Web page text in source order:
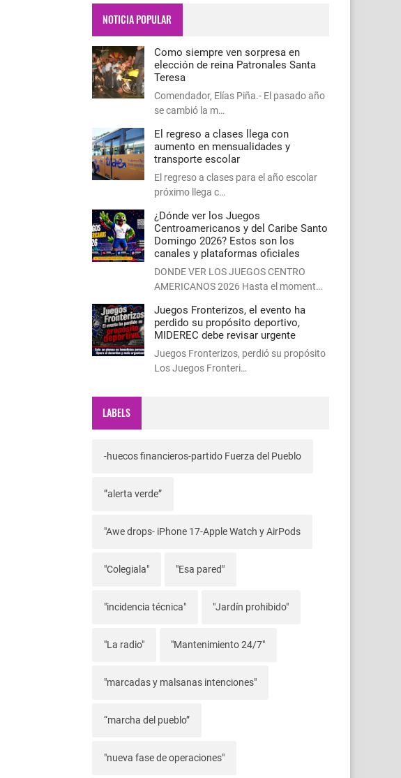
NOTICIA POPULAR
Como siempre ven sorpresa en
elección de reina Patronales Santa
Teresa
Comendador, Elías Piña.- El pasado año
se cambió la m…
El regreso a clases llega con
aumento en mensualidades y
transporte escolar
El regreso a clases para el año escolar
próximo llega c…
¿Dónde ver los Juegos
Centroamericanos y del Caribe Santo
Domingo 2026? Estos son los
canales y plataformas oficiales
DONDE VER LOS JUEGOS CENTRO
AMERICANOS 2026 Hasta el moment…
Juegos Fronterizos, el evento ha
perdido su propósito deportivo,
MIDEREC debe revisar urgente
Juegos Fronterizos, perdió su propósito
Los Juegos Fronteri…
LABELS
-huecos financieros-partido Fuerza del Pueblo
”alerta verde”
"Awe drops- iPhone 17-Apple Watch y AirPods
"Colegiala" "Esa pared"
"incidencia técnica" "Jardín prohibido"
"La radio" "Mantenimiento 24/7"
"marcadas y malsanas intenciones"
“marcha del pueblo”
"nueva fase de operaciones"